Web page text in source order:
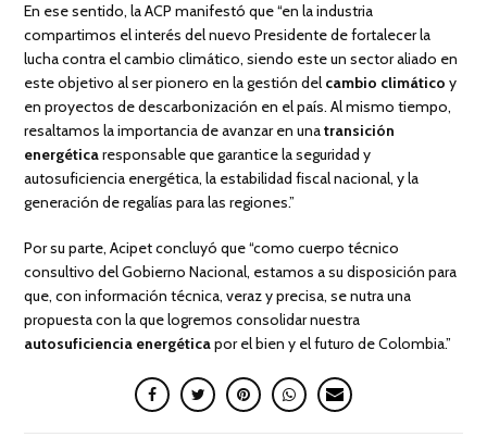
En ese sentido, la ACP manifestó que “en la industria
compartimos el interés del nuevo Presidente de fortalecer la
lucha contra el cambio climático, siendo este un sector aliado en
este objetivo al ser pionero en la gestión del cambio climático y
en proyectos de descarbonización en el país. Al mismo tiempo,
resaltamos la importancia de avanzar en unatransición
energéticaresponsable que garantice la seguridad y
autosuficiencia energética, la estabilidad fiscal nacional, y la
generación de regalías para las regiones.”
Por su parte, Acipet concluyó que “como cuerpo técnico
consultivo del Gobierno Nacional, estamos a su disposición para
que, con información técnica, veraz y precisa, se nutra una
propuesta con la que logremos consolidar nuestra
autosuficiencia energéticapor el bien y el futuro de Colombia.”